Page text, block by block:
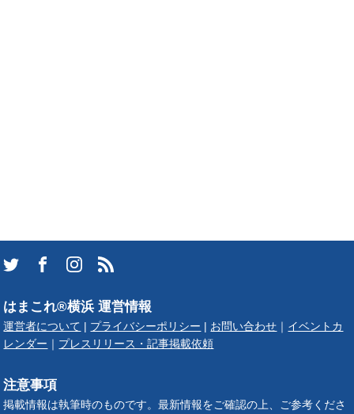
はまこれ®横浜 運営情報
運営者について プライバシーポリシー お問い合わせ
イベントカ
レンダー
プレスリリース・記事掲載依頼
注意事項
掲載情報は執筆時のものです。最新情報をご確認の上、ご参考くださ